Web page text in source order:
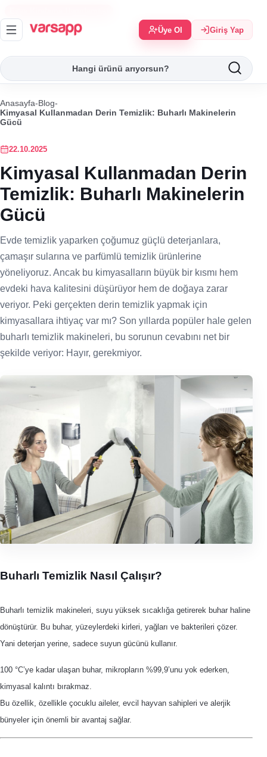
Üye Ol Giriş Yap
Anasayfa-Blog-
Kimyasal Kullanmadan Derin Temizlik: Buharlı Makinelerin
Gücü
22.10.2025
Kimyasal Kullanmadan Derin
Temizlik: Buharlı Makinelerin
Gücü
Evde temizlik yaparken çoğumuz güçlü deterjanlara,
çamaşır sularına ve parfümlü temizlik ürünlerine
yöneliyoruz. Ancak bu kimyasalların büyük bir kısmı hem
evdeki hava kalitesini düşürüyor hem de doğaya zarar
veriyor. Peki gerçekten derin temizlik yapmak için
kimyasallara ihtiyaç var mı? Son yıllarda popüler hale gelen
buharlı temizlik makineleri, bu sorunun cevabını net bir
şekilde veriyor: Hayır, gerekmiyor.
Buharlı Temizlik Nasıl Çalışır?
Buharlı temizlik makineleri, suyu yüksek sıcaklığa getirerek buhar haline
dönüştürür. Bu buhar, yüzeylerdeki kirleri, yağları ve bakterileri çözer.
Yani deterjan yerine, sadece suyun gücünü kullanır.
100 °C’ye kadar ulaşan buhar, mikropların %99,9’unu yok ederken,
kimyasal kalıntı bırakmaz.
Bu özellik, özellikle çocuklu aileler, evcil hayvan sahipleri ve alerjik
bünyeler için önemli bir avantaj sağlar.